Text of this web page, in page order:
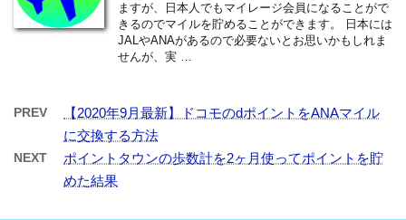
ますが、日本人でもマイレージ会員になることがで
きるのでマイルを貯めることができます。 日本には
JALやANAがあるので必要ないとお思いかもしれま
せんが、実 …
PREV
【2020年9月最新】ドコモのdポイントをANAマイル
に交換する方法
NEXT
ポイントタウンの歩数計を2ヶ月使ってポイントを貯
めた結果